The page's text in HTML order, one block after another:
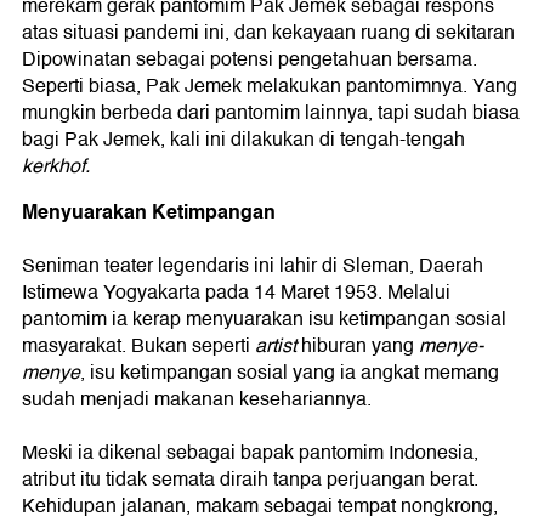
merekam gerak pantomim Pak Jemek sebagai respons
atas situasi pandemi ini, dan kekayaan ruang di sekitaran
Dipowinatan sebagai potensi pengetahuan bersama.
Seperti biasa, Pak Jemek melakukan pantomimnya. Yang
mungkin berbeda dari pantomim lainnya, tapi sudah biasa
bagi Pak Jemek, kali ini dilakukan di tengah-tengah
kerkhof.
Menyuarakan Ketimpangan
Seniman teater legendaris ini lahir di Sleman, Daerah
Istimewa Yogyakarta pada 14 Maret 1953. Melalui
pantomim ia kerap menyuarakan isu ketimpangan sosial
masyarakat. Bukan seperti artisthiburan yang menye-
menye, isu ketimpangan sosial yang ia angkat memang
sudah menjadi makanan kesehariannya.
Meski ia dikenal sebagai bapak pantomim Indonesia,
atribut itu tidak semata diraih tanpa perjuangan berat.
Kehidupan jalanan, makam sebagai tempat nongkrong,